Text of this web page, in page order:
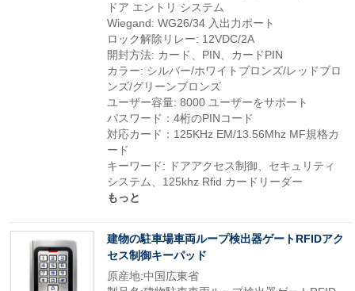
ドア エントリ システム
Wiegand: WG26/34 入出力ポート
ロック解除リレー: 12VDC/2A
開封方法: カード、PIN、カードPIN
カラー: シルバー/ホワイトブロンズ/レッドブロ
ンズ/グリーンブロンズ
ユーザー容量: 8000 ユーザーをサポート
パスワード：4桁のPINコード
対応カード：125KHz EM/13.56Mhz MF規格カ
ード
キーワード: ドアアクセス制御、セキュリティ
システム、125khz Rfid カードリーダー
もっと
建物の駐車場車両ループ検出器ゲートRFIDアク
セス制御キーパッド
原産地:中国広東省